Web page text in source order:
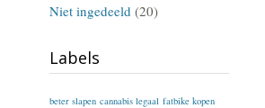
Niet ingedeeld (20)
Labels
beter slapen cannabis legaal fatbike kopen